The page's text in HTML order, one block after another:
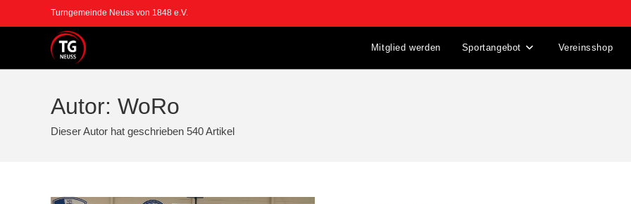
Inhalt
Turngemeinde Neuss von 1848 e.V.
Mitglied werden Sportangebot Vereinsshop
Autor: WoRo
Dieser Autor hat geschrieben 540 Artikel